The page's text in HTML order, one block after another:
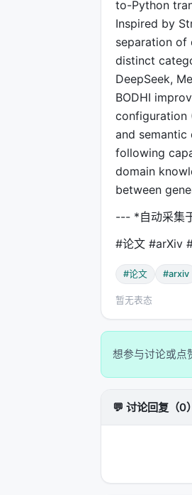
to-Python
Inspired by
separation of
distinct
DeepSeek,
BODHI
configuration
and
following
domain
between
--- *自动采集
#论文 #arXiv
#论文 #arxiv
暂无表态
想参与讨论或点
💬 讨论回复（0）